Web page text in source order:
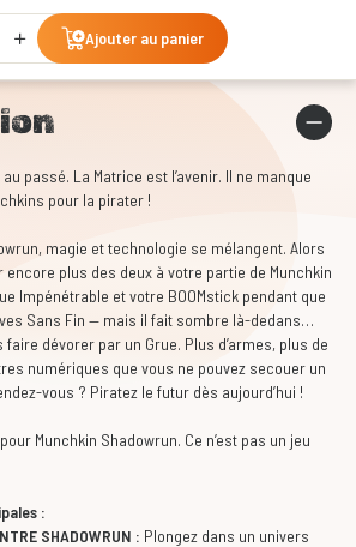
Ajouter au panier
passé. La Matrice est l’avenir. Il ne manque
pour la pirater !
magie et technologie se mélangent. Alors
plus des deux à votre partie de Munchkin
Impénétrable et votre BOOMstick pendant que
Sans Fin — mais il fait sombre là-dedans…
dévorer par un Grue. Plus d’armes, plus de
numériques que vous ne pouvez secouer un
vous ? Piratez le futur dès aujourd’hui !
Munchkin Shadowrun. Ce n’est pas un jeu
:
SHADOWRUN : Plongez dans un univers